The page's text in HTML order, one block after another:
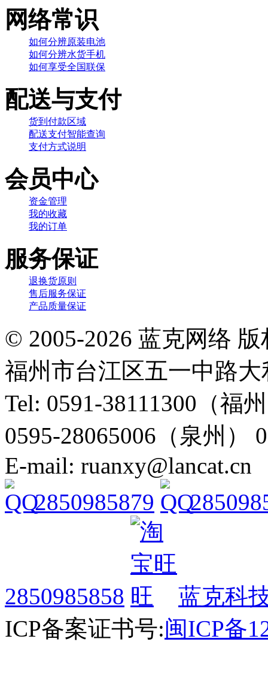
网络常识
如何分辨原装电池
如何分辨水货手机
如何享受全国联保
配送与支付
货到付款区域
配送支付智能查询
支付方式说明
会员中心
资金管理
我的收藏
我的订单
服务保证
退换货原则
售后服务保证
产品质量保证
© 2005-2026 蓝克网络
福州市台江区五一中路
Tel: 0591-38111300（福
0595-28065006（泉州）
E-mail: ruanxy@lancat.cn
2850985879
2850985858
蓝克科
ICP备案证书号:闽ICP备